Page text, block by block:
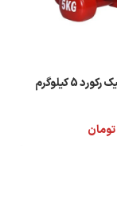
دمبل ایروبیک رکورد 5 کیلوگرم
تومان